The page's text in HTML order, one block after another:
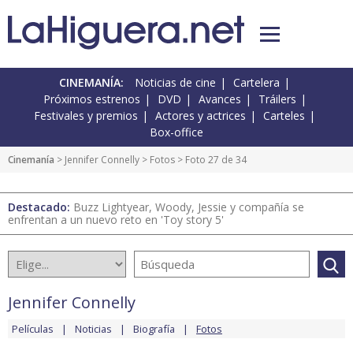
CINEMANÍA: Noticias de cine
Cartelera
Próximos estrenos
DVD Avances
Tráilers
Festivales y premios
Actores y actrices
Carteles
Box-office
Cinemanía > Jennifer Connelly > Fotos > Foto 27 de 34
Destacado: Buzz Lightyear, Woody, Jessie y compañía se
enfrentan a un nuevo reto en 'Toy story 5'
Jennifer Connelly
Películas Noticias Biografía Fotos